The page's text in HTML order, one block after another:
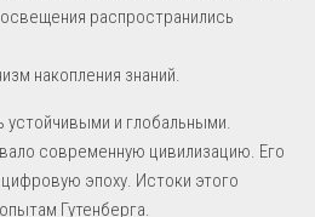
распространились
накопления знаний.
устойчивыми и глобальными.
современную цивилизацию. Его
эпоху. Истоки этого
Гутенберга.